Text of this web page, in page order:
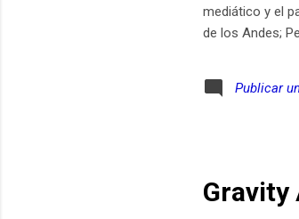
mediático y el
de los Andes;
Publicar
Gravity